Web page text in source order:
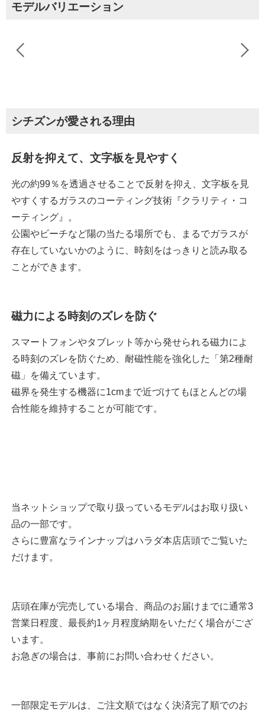
モデルバリエーション
シチズンが愛される理由
反射を抑えて、文字板を見やすく
光の約99％を透過させることで反射を抑え、文字板を見
やすくするガラスのコーティング技術『クラリティ・コ
ーティング』。
公園やビーチなど陽の当たる場所でも、まるでガラスが
存在していないかのように、時刻をはっきりと読み取る
ことができます。
磁力による時刻のズレを防ぐ
スマートフォンやタブレット等から発せられる磁力によ
る時刻のズレを防ぐため、耐磁性能を強化した「第2種耐
磁」を備えています。
磁界を発生する機器に1cmまで近づけてもほとんどの場
合性能を維持することが可能です。
当ネットショップで取り扱っているモデルはお取り扱い
品の一部です。
さらに豊富なラインナップはハラダ本店店頭でご覧いた
だけます。
店頭在庫が完売している場合、商品のお届けまでに通常3
営業日程度、最長約1ヶ月程度納期をいただく場合がござ
います。
お急ぎの場合は、事前にお問い合わせください。
一部限定モデルは、ご注文順ではなく決済完了順でのお